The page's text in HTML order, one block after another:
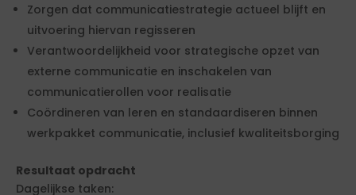
Zorgen dat communicatiestrategie actueel blijft en
uitvoering hiervan regisseren
Verantwoordelijkheid voor strategische opzet van
externe communicatie en inschakelen van
communicatierollen voor realisatie
Coördineren van leren en standaardiseren binnen
werkpakket communicatie, inclusief kwaliteitsborging
Resultaat opdracht
Dagelijkse taken: